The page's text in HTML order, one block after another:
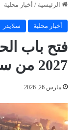
الرئيسية / أخبار محلية
أخبار محلية سلايدر
فتح باب
2027 من سوإيست في مصر
مارس 26, 2026